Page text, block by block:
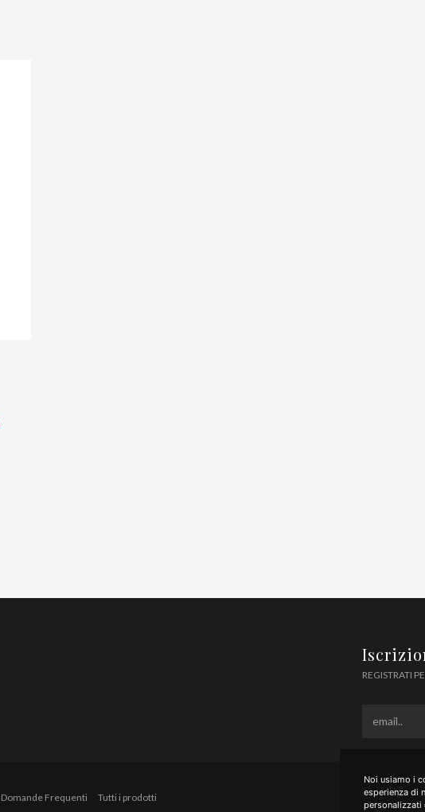
Noi usiamo i
esperienza di
personalizzati
REGISTRATI
Domande Frequenti Tutti i prodotti